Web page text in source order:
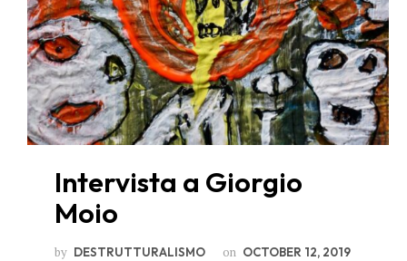
Intervista a Giorgio
Moio
by DESTRUTTURALISMO on OCTOBER 12, 2019